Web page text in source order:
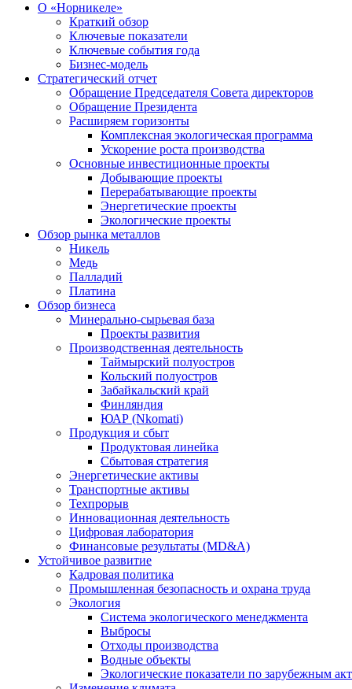
О «Норникеле»
Краткий обзор
Ключевые показатели
Ключевые события года
Бизнес-модель
Стратегический отчет
Обращение Председателя Совета директоров
Обращение Президента
Расширяем горизонты
Комплексная экологическая программа
Ускорение роста производства
Основные инвестиционные проекты
Добывающие проекты
Перерабатывающие проекты
Энергетические проекты
Экологические проекты
Обзор рынка металлов
Никель
Медь
Палладий
Платина
Обзор бизнеса
Минерально-сырьевая база
Проекты развития
Производственная деятельность
Таймырский полуостров
Кольский полуостров
Забайкальский край
Финляндия
ЮАР (Nkomati)
Продукция и сбыт
Продуктовая линейка
Сбытовая стратегия
Энергетические активы
Транспортные активы
Техпрорыв
Инновационная деятельность
Цифровая лаборатория
Финансовые результаты (MD&A)
Устойчивое развитие
Кадровая политика
Промышленная безопасность и охрана труда
Экология
Система экологического менеджмента
Выбросы
Отходы производства
Водные объекты
Экологические показатели по зарубежным